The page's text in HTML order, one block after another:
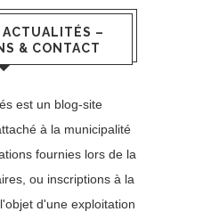
–
& CONTACT
est un blog-site
à la municipalité
fournies lors de la
ou inscriptions à la
d'une exploitation